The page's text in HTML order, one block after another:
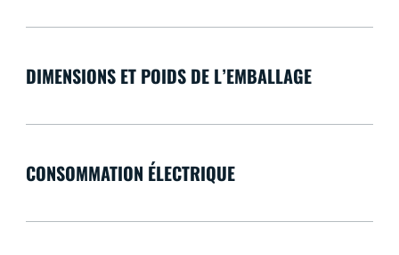
DIMENSIONS ET POIDS DE L’EMBALLAGE
CONSOMMATION ÉLECTRIQUE